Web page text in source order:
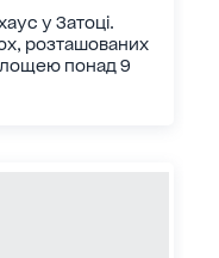
у Затоці.
розташованих
понад 9